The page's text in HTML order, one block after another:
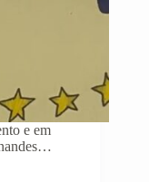
e em